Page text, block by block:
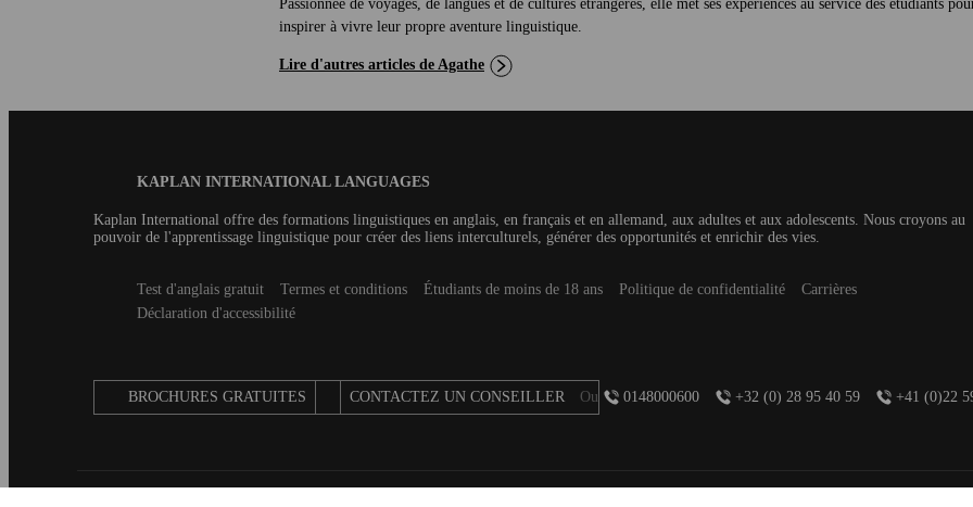
Passionnée de voyages, de langues et de cultures étrangères, elle met ses expériences au service des étudiants
inspirer à vivre leur propre aventure linguistique.
Lire d'autres articles de Agathe
KAPLAN INTERNATIONAL LANGUAGES
Kaplan International offre des formations linguistiques en anglais, en français et en allemand, aux adultes et aux adolescents. Nous croyons au
pouvoir de l'apprentissage linguistique pour créer des liens interculturels, générer des opportunités et enrichir des vies.
SecondaryTest d'anglais gratuit Termes et conditions Étudiants de moins de 18 ans Politique de confidentialité
Carrières
Déclaration d'accessibilité
BROCHURES GRATUITES CONTACTEZ UN CONSEILLER Ou 0148000600 +32 (0) 28 95 40 59 +41 (0)22